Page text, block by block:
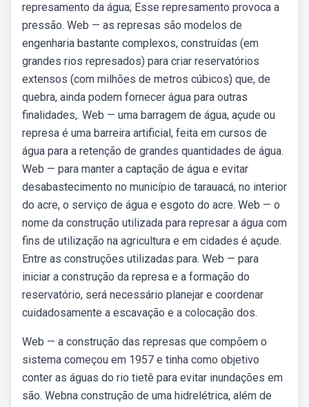
represamento da água; Esse represamento provoca a
pressão. Web — as represas são modelos de
engenharia bastante complexos, construídas (em
grandes rios represados) para criar reservatórios
extensos (com milhões de metros cúbicos) que, de
quebra, ainda podem fornecer água para outras
finalidades,. Web — uma barragem de água, açude ou
represa é uma barreira artificial, feita em cursos de
água para a retenção de grandes quantidades de água.
Web — para manter a captação de água e evitar
desabastecimento no município de tarauacá, no interior
do acre, o serviço de água e esgoto do acre. Web — o
nome da construção utilizada para represar a água com
fins de utilização na agricultura e em cidades é açude.
Entre as construções utilizadas para. Web — para
iniciar a construção da represa e a formação do
reservatório, será necessário planejar e coordenar
cuidadosamente a escavação e a colocação dos.
Web — a construção das represas que compõem o
sistema começou em 1957 e tinha como objetivo
conter as águas do rio tietê para evitar inundações em
são. Webna construção de uma hidrelétrica, além de